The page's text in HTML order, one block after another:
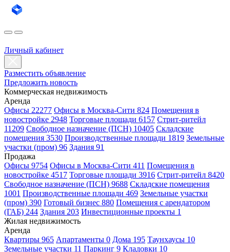
Личный кабинет
Разместить объявление
Предложить новость
Коммерческая недвижимость
Аренда
Офисы 22277 Офисы в Москва-Сити 824 Помещения в
новостройке 2948 Торговые площади 6157 Стрит-ритейл
11209 Свободное назначение (ПСН) 10405 Складские
помещения 3530 Производственные площади 1819 Земельные
участки (пром) 96 Здания 91
Продажа
Офисы 9754 Офисы в Москва-Сити 411 Помещения в
новостройке 4517 Торговые площади 3916 Стрит-ритейл 8420
Свободное назначение (ПСН) 9688 Складские помещения
1001 Производственные площади 469 Земельные участки
(пром) 390 Готовый бизнес 880 Помещения с арендатором
(ГАБ) 244 Здания 203 Инвестиционные проекты 1
Жилая недвижимость
Аренда
Квартиры 965 Апартаменты 0 Дома 195 Таунхаусы 10
Земельные участки 11 Паркинг 9 Кладовки 10